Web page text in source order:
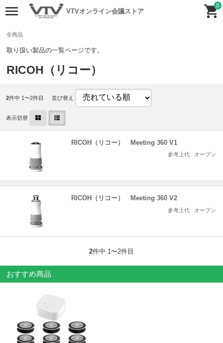
VTVオンライン会議ストア
0
全商品
取り扱い製品の一覧ページです。
RICOH（リコー）
2件中 1〜2件目 並び替え
表示切替
RICOH（リコー） Meeting 360 V1
参考上代 オープン
RICOH（リコー） Meeting 360 V2
参考上代 オープン
2件中 1〜2件目
おすすめ商品